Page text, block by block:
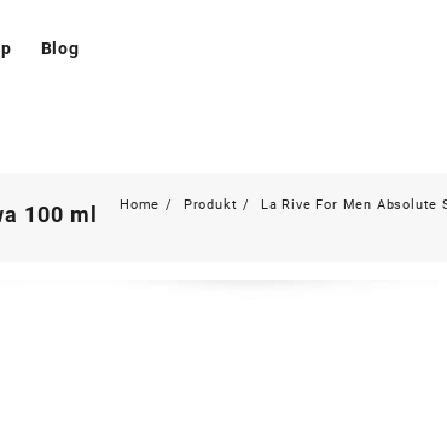
Blog
100 ml Home Produkt
La Rive For Men Absolute